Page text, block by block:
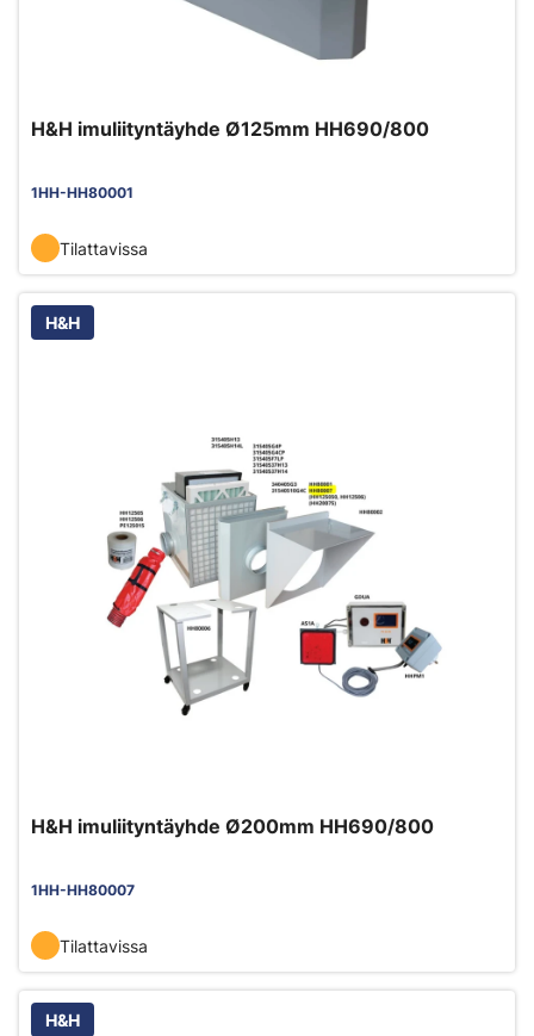
H&H imuliityntäyhde Ø125mm HH690/800
1HH-HH80001
Tilattavissa
H&H
H&H imuliityntäyhde Ø200mm HH690/800
1HH-HH80007
Tilattavissa
H&H